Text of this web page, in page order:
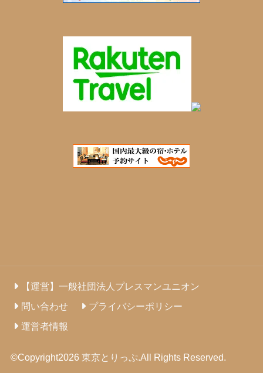
【運営】一般社団法人プレスマンユニオン
問い合わせ
プライバシーポリシー
運営者情報
©Copyright2026 東京とりっぷ.All Rights Reserved.